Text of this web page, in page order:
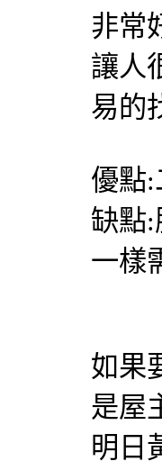
非常
讓人
易的
優點
缺點
一樣
如果
是屋
明日